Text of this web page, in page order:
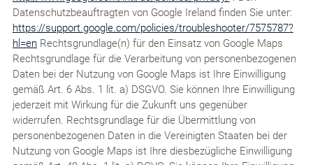
Datenschutzbeauftragten von Google Ireland finden Sie unter:
https://support.google.com/policies/troubleshooter/7575787?
hl=enRechtsgrundlage(n) für den Einsatz von Google Maps
Rechtsgrundlage für die Verarbeitung von personenbezogenen
Daten bei der Nutzung von Google Maps ist Ihre Einwilligung
gemäß Art. 6 Abs. 1 lit. a) DSGVO. Sie können Ihre Einwilligung
jederzeit mit Wirkung für die Zukunft uns gegenüber
widerrufen. Rechtsgrundlage für die Übermittlung von
personenbezogenen Daten in die Vereinigten Staaten bei der
Nutzung von Google Maps ist Ihre diesbezügliche Einwilligung